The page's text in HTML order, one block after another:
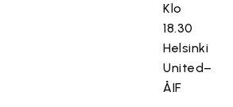
Klo
18.30
Helsinki
United–
ÅIF